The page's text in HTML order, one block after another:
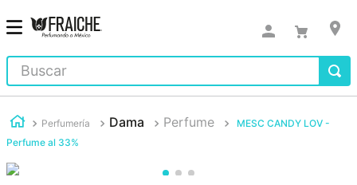
Buscar
Perfumería Dama Perfume
MESC CANDY LOV -
Perfume al 33%